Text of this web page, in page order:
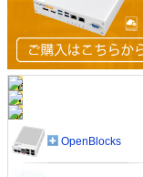
OpenBlocks